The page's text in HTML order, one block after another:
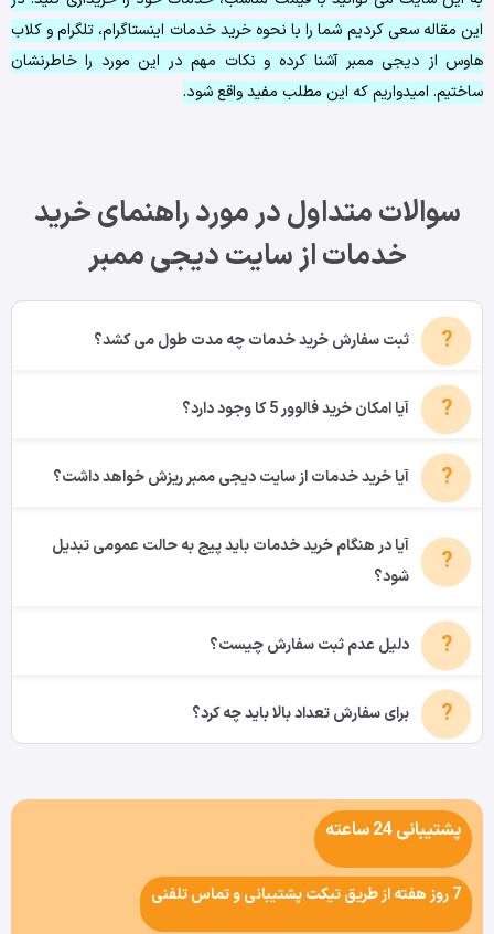
این مقاله سعی کردیم شما را با نحوه خرید خدمات اینستاگرام، تلگرام و کلاب
هاوس از دیجی ممبر آشنا کرده و نکات مهم در این مورد را خاطرنشان
ساختیم. امیدواریم که این مطلب مفید واقع شود.
سوالات متداول در مورد راهنمای خرید
خدمات از سایت دیجی ممبر
ثبت سفارش خرید خدمات چه مدت طول می کشد؟
آیا امکان خرید فالوور 5 کا وجود دارد؟
آیا خرید خدمات از سایت دیجی ممبر ریزش خواهد داشت؟
آیا در هنگام خرید خدمات باید پیج به حالت عمومی تبدیل
شود؟
دلیل عدم ثبت سفارش چیست؟
برای سفارش تعداد بالا باید چه کرد؟
پشتیبانی 24 ساعته
7 روز هفته از طریق تیکت پشتیبانی و تماس تلفنی